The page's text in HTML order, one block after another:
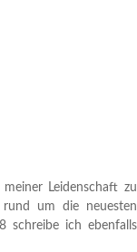
Leidenschaft zu
um die neuesten
schreibe ich ebenfalls